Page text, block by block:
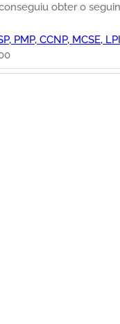
obter o
PMP, CCNP, MCSE,